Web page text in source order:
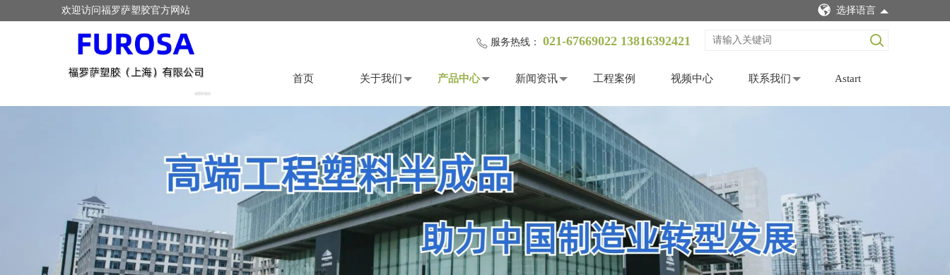
欢迎访问福罗萨塑胶官方网站 选择语言
服务热线： 021-67669022 13816392421
首页 关于我们 产品中心 新闻资讯 工程案例 视频中心 联系我们 Astart